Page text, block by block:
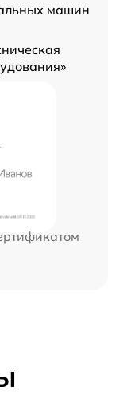
машин